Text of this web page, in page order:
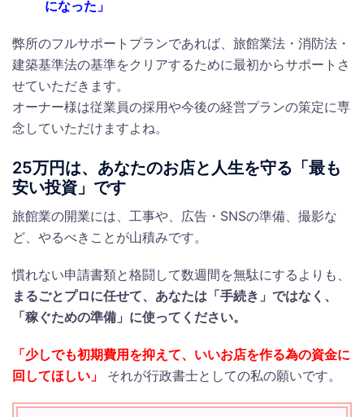
になった」
弊所のフルサポートプランであれば、旅館業法・消防法・
建築基準法の基準をクリアするために最初からサポートさ
せていただきます。
オーナー様は従業員の採用や今後の経営プランの策定に専
念していただけますよね。
25万円は、あなたのお店と人生を守る「最も
安い投資」です
旅館業の開業には、工事や、広告・SNSの準備、撮影な
ど、やるべきことが山積みです。
慣れない申請書類と格闘して数週間を無駄にするよりも、
まるごとプロに任せて、あなたは「手続き」ではなく、
「稼ぐための準備」に使ってください。
「少しでも初期費用を抑えて、いいお店を作る為の資金に
回してほしい」
それが行政書士としての私の願いです。